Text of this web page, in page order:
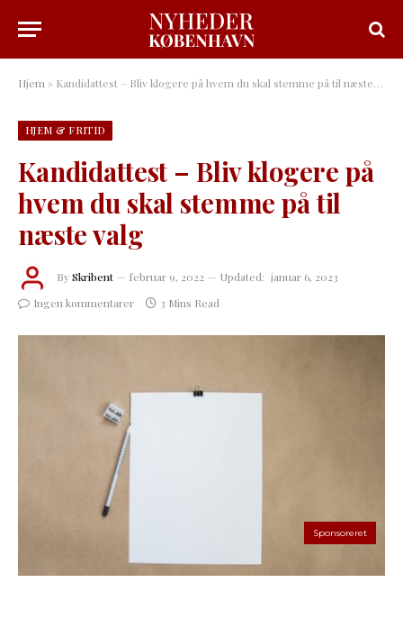
Hjem » Kandidattest – Bliv klogere på hvem du skal stemme på til næste valg
HJEM & FRITID
Kandidattest – Bliv klogere på
hvem du skal stemme på til
næste valg
BySkribent februar 9, 2022 Updated: januar 6, 2023
Ingen kommentarer
3 Mins Read